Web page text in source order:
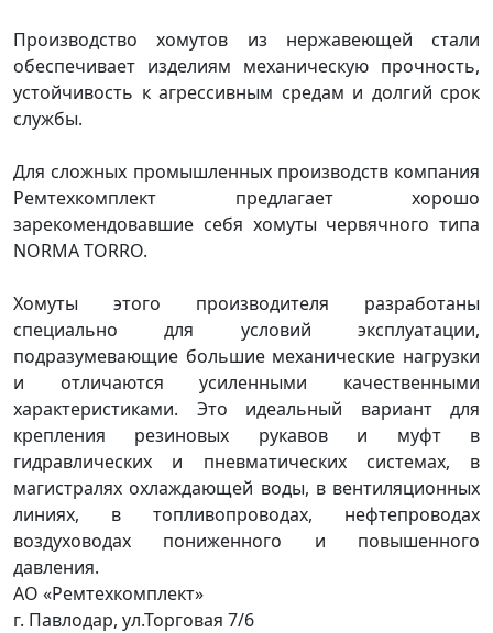
Производство хомутов из нержавеющей стали
обеспечивает изделиям механическую прочность,
устойчивость к агрессивным средам и долгий срок
службы.
Для сложных промышленных производств компания
Ремтехкомплект предлагает хорошо
зарекомендовавшие себя хомуты червячного типа
NORMA TORRO.
Хомуты этого производителя разработаны
специально для условий эксплуатации,
подразумевающие большие механические нагрузки
и отличаются усиленными качественными
характеристиками. Это идеальный вариант для
крепления резиновых рукавов и муфт в
гидравлических и пневматических системах, в
магистралях охлаждающей воды, в вентиляционных
линиях, в топливопроводах, нефтепроводах
воздуховодах пониженного и повышенного
давления.
АО «Ремтехкомплект»
г. Павлодар, ул.Торговая 7/6